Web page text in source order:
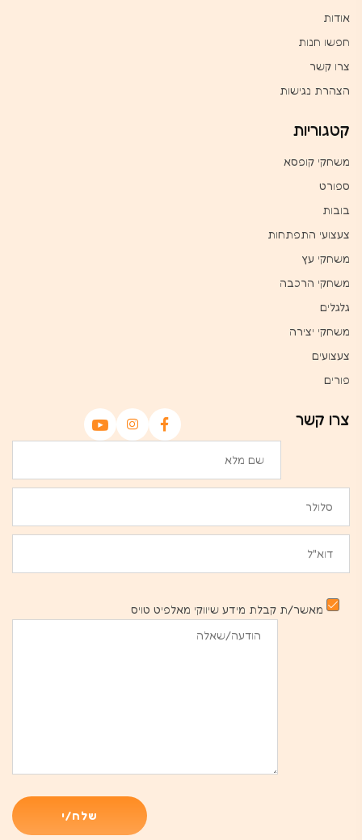
אודות
חפשו חנות
צרו קשר
הצהרת נגישות
קטגוריות
משחקי קופסא
ספורט
בובות
צעצועי התפתחות
משחקי עץ
משחקי הרכבה
גלגלים
משחקי יצירה
צעצועים
פורים
צרו קשר
מאשר/ת קבלת מידע שיווקי מאלפיט טויס